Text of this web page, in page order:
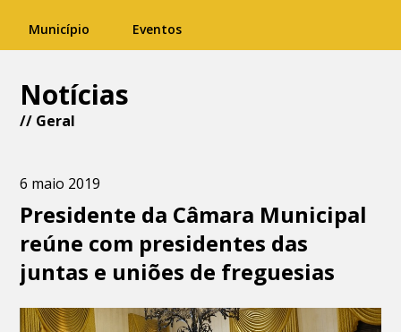
Município Eventos
Notícias
// Geral
6 maio 2019
Presidente da Câmara Municipal
reúne com presidentes das
juntas e uniões de freguesias